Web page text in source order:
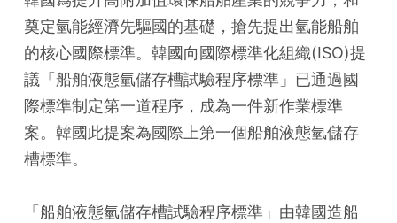
奠定氫能經濟先驅國的基礎，搶先提出氫能船舶
的核心國際標準。韓國向國際標準化組織(ISO)提
議「船舶液態氫儲存槽試驗程序標準」已通過國
際標準制定第一道程序，成為一件新作業標準
案。韓國此提案為國際上第一個船舶液態氫儲存
槽標準。
「船舶液態氫儲存槽試驗程序標準」由韓國造船